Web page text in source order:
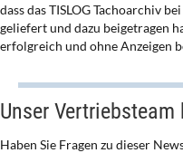
dass das TISLOG Tachoarchiv
geliefert und dazu beigetragen
erfolgreich und ohne Anzeigen
Unser Vertriebsteam
Haben Sie Fragen zu dieser